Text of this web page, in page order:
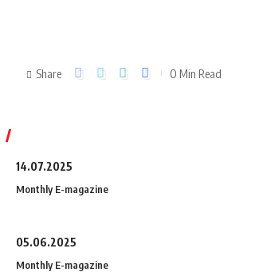
Share 0 Min Read
14.07.2025
Monthly E-magazine
05.06.2025
Monthly E-magazine